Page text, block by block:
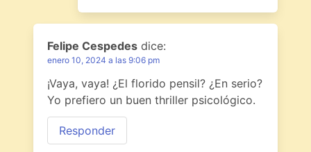
Felipe Cespedes dice:
enero 10, 2024 a las 9:06 pm
¡Vaya, vaya! ¿El florido pensil? ¿En serio?
Yo prefiero un buen thriller psicológico.
Responder